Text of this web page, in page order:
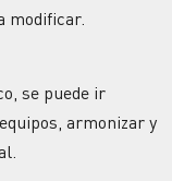
modificar.
se puede ir
armonizar y